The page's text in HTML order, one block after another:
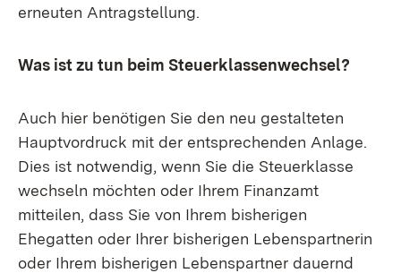
erneuten Antragstellung.
Was ist zu tun beim Steuerklassenwechsel?
Auch hier benötigen Sie den neu gestalteten
Hauptvordruck mit der entsprechenden Anlage.
Dies ist notwendig, wenn Sie die Steuerklasse
wechseln möchten oder Ihrem Finanzamt
mitteilen, dass Sie von Ihrem bisherigen
Ehegatten oder Ihrer bisherigen Lebenspartnerin
oder Ihrem bisherigen Lebenspartner dauernd